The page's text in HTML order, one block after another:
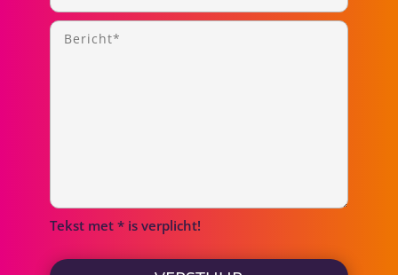
Tekst met * is verplicht!